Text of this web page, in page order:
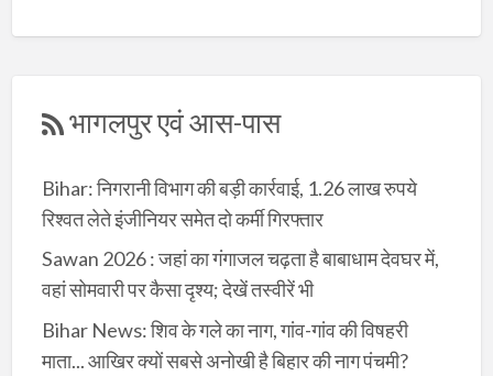
भागलपुर एवं आस-पास
Bihar: निगरानी विभाग की बड़ी कार्रवाई, 1.26 लाख रुपये
रिश्वत लेते इंजीनियर समेत दो कर्मी गिरफ्तार
Sawan 2026 : जहां का गंगाजल चढ़ता है बाबाधाम देवघर में,
वहां सोमवारी पर कैसा दृश्य; देखें तस्वीरें भी
Bihar News: शिव के गले का नाग, गांव-गांव की विषहरी
माता... आखिर क्यों सबसे अनोखी है बिहार की नाग पंचमी?